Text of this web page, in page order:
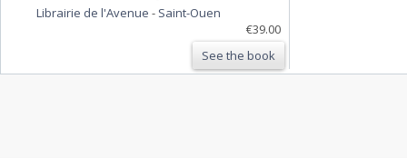
Librairie de l'Avenue - Saint-Ouen
€39.00
See the book